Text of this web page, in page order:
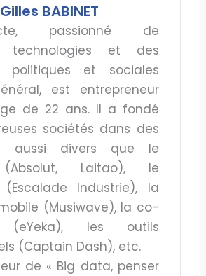
Gilles BABINET
passionné de
technologies et des
politiques et sociales
est entrepreneur
de 22 ans. Il a fondé
sociétés dans des
aussi divers que le
Laitao), le
Industrie), la
(Musiwave), la co-
(eYeka), les outils
(Captain Dash), etc.
de « Big data, penser